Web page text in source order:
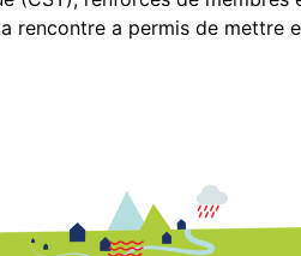
rencontre a permis de mettre